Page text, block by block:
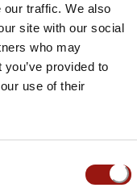
traffic. We also
site with our social
who may
provided to
use of their
in Ihrer